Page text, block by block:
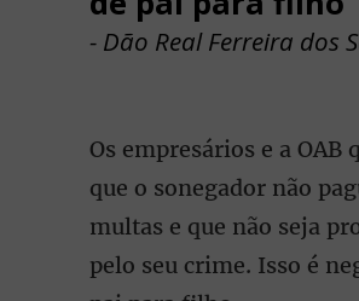
- Dão Real Ferreira dos
Os empresários e a OAB
que o sonegador não
multas e que não seja
pelo seu crime. Isso é